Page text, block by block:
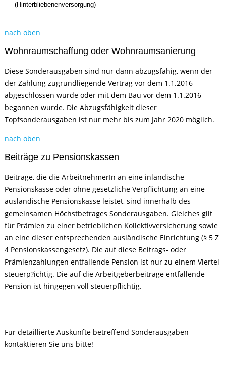
(Hinterbliebenenversorgung)
nach oben
Wohnraumschaffung oder Wohnraumsanierung
Diese Sonderausgaben sind nur dann abzugsfähig, wenn der
der Zahlung zugrundliegende Vertrag vor dem 1.1.2016
abgeschlossen wurde oder mit dem Bau vor dem 1.1.2016
begonnen wurde. Die Abzugsfähigkeit dieser
Topfsonderausgaben ist nur mehr bis zum Jahr 2020 möglich.
nach oben
Beiträge zu Pensionskassen
Beiträge, die die ArbeitnehmerIn an eine inländische
Pensionskasse oder ohne gesetzliche Verpflichtung an eine
ausländische Pensionskasse leistet, sind innerhalb des
gemeinsamen Höchstbetrages Sonderausgaben. Gleiches gilt
für Prämien zu einer betrieblichen Kollektivversicherung sowie
an eine dieser entsprechenden ausländische Einrichtung (§ 5 Z
4 Pensionskassengesetz). Die auf diese Beitrags- oder
Prämienzahlungen entfallende Pension ist nur zu einem Viertel
steuerp?ichtig. Die auf die Arbeitgeberbeiträge entfallende
Pension ist hingegen voll steuerpflichtig.
Für detaillierte Auskünfte betreffend Sonderausgaben
kontaktieren Sie uns bitte!